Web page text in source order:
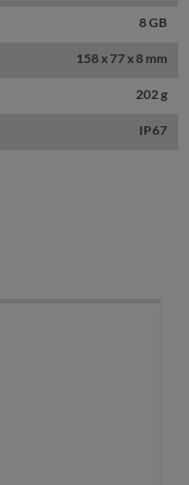
8 GB
158 x 77 x 8 mm
202 g
IP67